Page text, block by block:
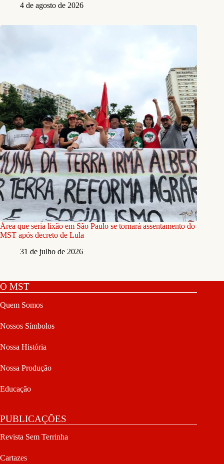
4 de agosto de 2026
Área que seria lixão em São Paulo se tornará assentamento do
MST após decreto de Lula
31 de julho de 2026
O MST
Quem Somos
Nossos Símbolos
Nossa História
Nossa Produção
Educação
PUBLICAÇÕES
Revista Sem Terrinha
Cartazes